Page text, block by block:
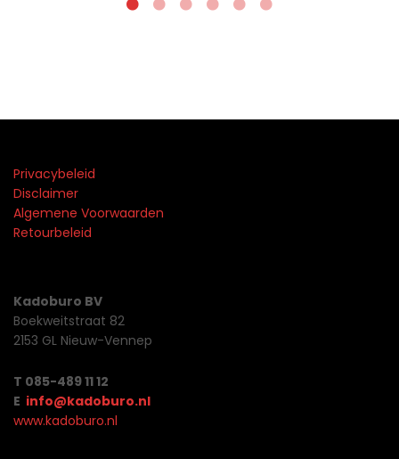
Privacybeleid
Disclaimer
Algemene Voorwaarden
Retourbeleid
Kadoburo BV
Boekweitstraat 82
2153 GL Nieuw-Vennep
T 085-489 11 12
E info@kadoburo.nl
www.kadoburo.nl